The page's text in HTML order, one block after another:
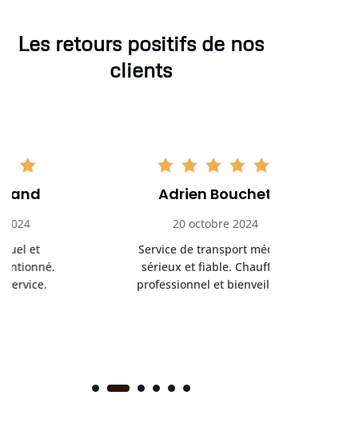
Les retours positifs de nos
clients
Adrien Bouchet
20 octobre 2024
Service de transport médical
sérieux et fiable. Chauffeur
professionnel et bienveillant.